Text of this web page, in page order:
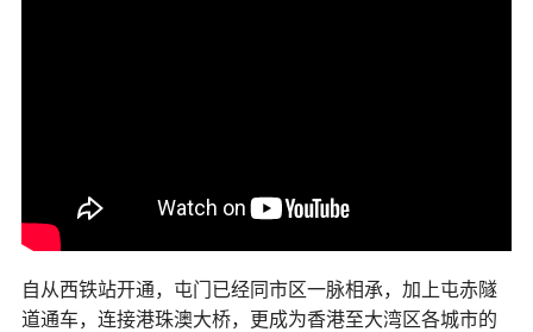
自从西铁站开通，屯门已经同市区一脉相承，加上屯赤隧
道通车，连接港珠澳大桥，更成为香港至大湾区各城市的